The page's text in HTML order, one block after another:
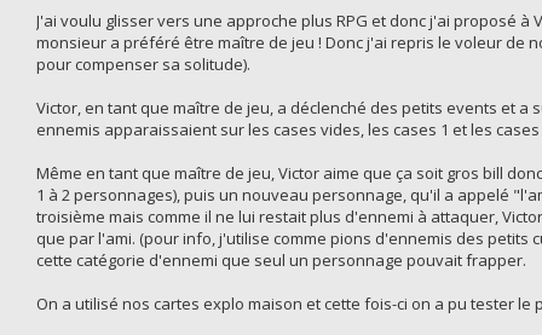
J'ai voulu glisser vers une approche plus RPG et donc j'ai proposé
monsieur a préféré être maître de jeu ! Donc j'ai repris le voleur de
pour compenser sa solitude).
Victor, en tant que maître de jeu, a déclenché des petits events et
ennemis apparaissaient sur les cases vides, les cases 1 et les
Même en tant que maître de jeu, Victor aime que ça soit gros bill
1 à 2 personnages), puis un nouveau personnage, qu'il a appelé
troisième mais comme il ne lui restait plus d'ennemi à attaquer,
que par l'ami. (pour info, j'utilise comme pions d'ennemis des
cette catégorie d'ennemi que seul un personnage pouvait frapper.
On a utilisé nos cartes explo maison et cette fois-ci on a pu tester